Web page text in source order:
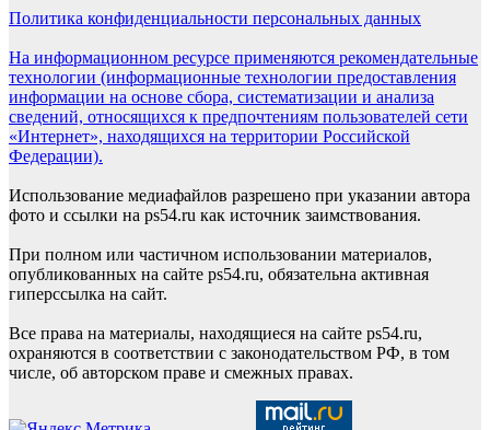
Политика конфиденциальности персональных данных
На информационном ресурсе применяются рекомендательные
технологии (информационные технологии предоставления
информации на основе сбора, систематизации и анализа
сведений, относящихся к предпочтениям пользователей сети
«Интернет», находящихся на территории Российской
Федерации).
Использование медиафайлов разрешено при указании автора
фото и ссылки на ps54.ru как источник заимствования.
При полном или частичном использовании материалов,
опубликованных на сайте ps54.ru, обязательна активная
гиперссылка на сайт.
Все права на материалы, находящиеся на сайте ps54.ru,
охраняются в соответствии с законодательством РФ, в том
числе, об авторском праве и смежных правах.